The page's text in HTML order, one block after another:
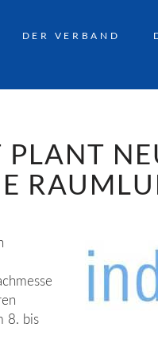
DER VERBAND
PLANT
8. bis